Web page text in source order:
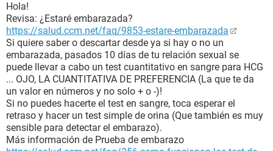
Hola!
Revisa: ¿Estaré embarazada?
https://salud.ccm.net/faq/9853-estare-embarazada
Si quiere saber o descartar desde ya si hay o no un
embarazada, pasados 10 días de tu relación sexual se
puede llevar a cabo un test cuantitativo en sangre para HCG
... OJO, LA CUANTITATIVA DE PREFERENCIA (La que te da
un valor en números y no solo + o -)!
Si no puedes hacerte el test en sangre, toca esperar el
retraso y hacer un test simple de orina (Que también es muy
sensible para detectar el embarazo).
Más información de Prueba de embarazo